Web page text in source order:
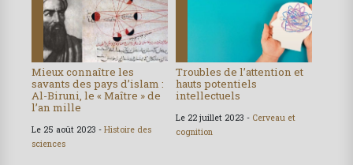
Mieux connaître les
savants des pays d’islam :
Al-Biruni, le « Maître » de
l’an mille
Le 25 août 2023 - Histoire des
sciences
Troubles de l’attention et
hauts potentiels
intellectuels
Le 22 juillet 2023 - Cerveau et
cognition